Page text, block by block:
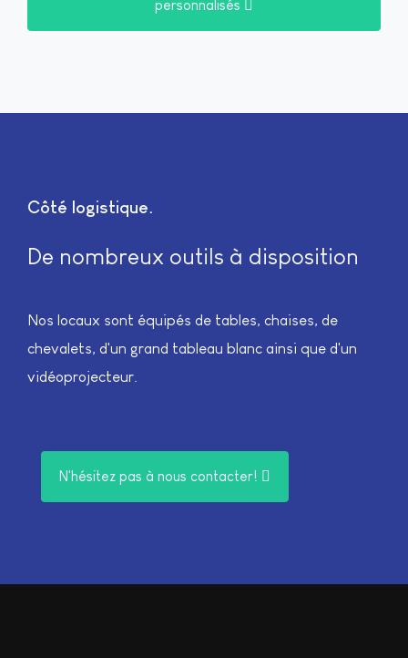
personnalisés
Côté logistique
De nombreux outils à disposition
Nos locaux sont équipés de tables, chaises, de
chevalets, d'un grand tableau blanc ainsi que d'un
vidéoprojecteur.
N'hésitez pas à nous contacter!